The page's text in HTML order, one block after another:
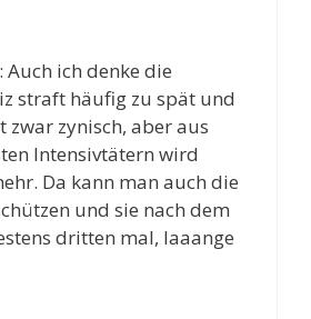
ich denke die
straft häufig zu spät und
zwar zynisch, aber aus
Intensivtätern wird
Da kann man auch die
und sie nach dem
dritten mal, laaange